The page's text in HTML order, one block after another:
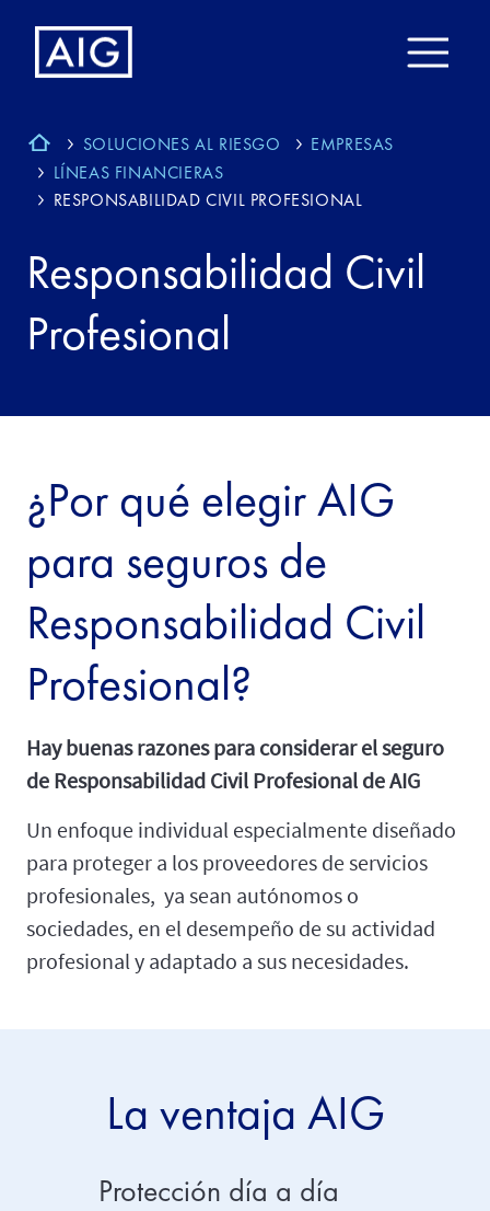
SOLUCIONES AL RIESGO
EMPRESAS
LÍNEAS FINANCIERAS
RESPONSABILIDAD CIVIL PROFESIONAL
Responsabilidad Civil
Profesional
¿Por qué elegir AIG
para seguros de
Responsabilidad Civil
Profesional?
Hay buenas razones para considerar el seguro
de Responsabilidad Civil Profesional de AIG
Un enfoque individual especialmente diseñado
para proteger a los proveedores de servicios
profesionales, ya sean autónomos o
sociedades, en el desempeño de su actividad
profesional y adaptado a sus necesidades.
La ventaja AIG
Protección día a día